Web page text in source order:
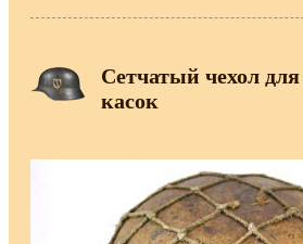
Сетчатый чехол
касок